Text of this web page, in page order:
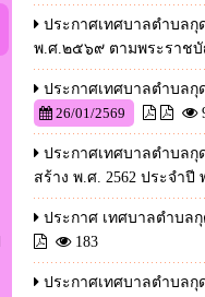
ประกาศเทศบาลตำบลกุ
พ.ศ.๒๕๖๙ ตามพระราช
ประกาศเทศบาลตำบลกุ
26/01/2569
ประกาศเทศบาลตำบล
สร้าง พ.ศ. 2562 ประจำปี
ประกาศ เทศบาลตำบลกุ
183
ประกาศเทศบาลตำบลกุ